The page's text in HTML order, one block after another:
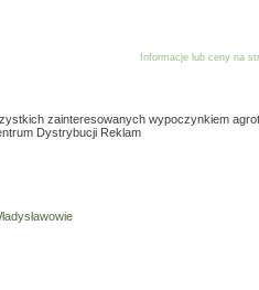
Informacje lub ceny na
zainteresowanych wypoczynkiem
Dystrybucji Reklam